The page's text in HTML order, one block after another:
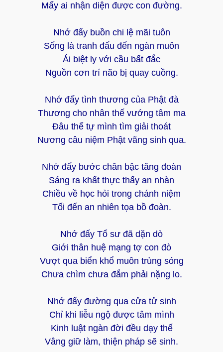
Mấy ai nhận diện được con đường.
Nhớ đấy buồn chi lệ mãi tuôn
Sống là tranh đấu đến ngàn muôn
Ái biệt ly với cầu bất đắc
Nguồn cơn trí não bị quay cuồng.
Nhớ đấy tình thương của Phật đà
Thương cho nhân thế vướng tâm ma
Đâu thể tự mình tìm giải thoát
Nương câu niệm Phật vãng sinh qua.
Nhớ đấy bước chân bậc tăng đoàn
Sáng ra khất thực thấy an nhàn
Chiều về học hỏi trong chánh niệm
Tối đến an nhiên tọa bồ đoàn.
Nhớ đấy Tổ sư đã dặn dò
Giới thân huệ mạng tợ con đò
Vượt qua biển khổ muôn trùng sóng
Chưa chìm chưa đắm phải nặng lo.
Nhớ đấy đường qua cửa tử sinh
Chỉ khi liễu ngộ được tâm mình
Kinh luật ngàn đời đều dạy thế
Vâng giữ làm, thiện pháp sẽ sinh.